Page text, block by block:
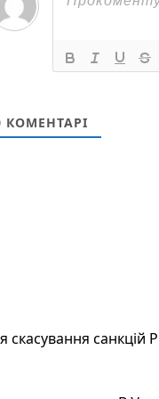
КОМЕНТАРІ
скасування санкцій